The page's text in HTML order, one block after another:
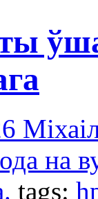
на
tags: